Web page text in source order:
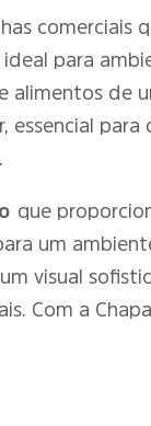
comerciais
para
alimentos de
essencial
que
um
visual
Com a